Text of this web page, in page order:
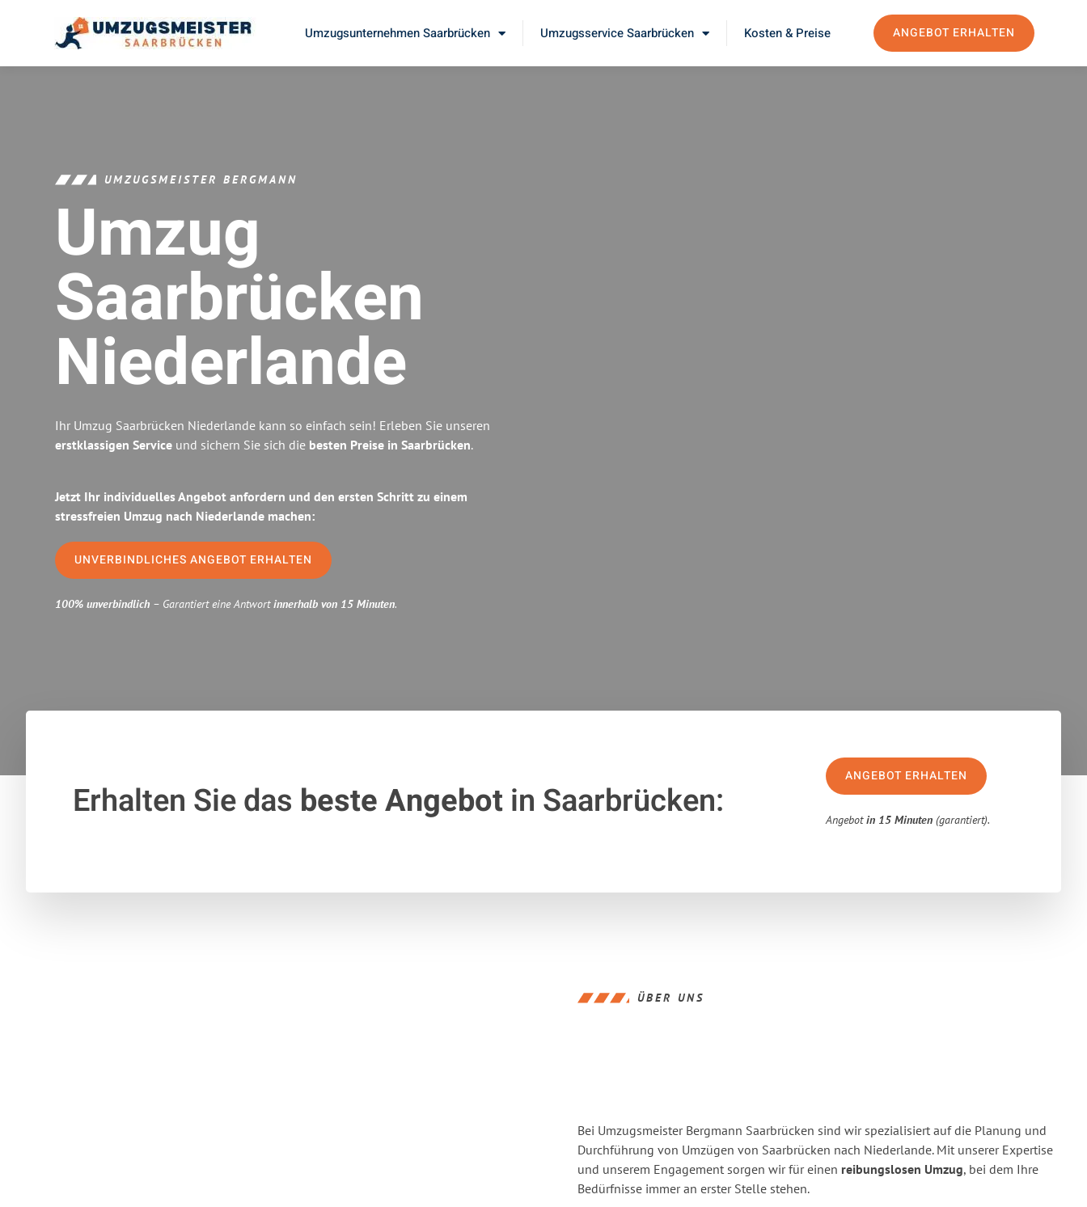
Umzugsunternehmen Saarbrücken Umzugsservice Saarbrücken Kosten & Preise ANGEBOT ERHALTEN
UMZUGSMEISTER BERGMANN
Umzug
Saarbrücken
Niederlande
Ihr Umzug Saarbrücken Niederlande kann so einfach sein! Erleben Sie unseren
erstklassigen Service und sichern Sie sich die besten Preise in Saarbrücken.
Jetzt Ihr individuelles Angebot anfordern und den ersten Schritt zu einem
stressfreien Umzug nach Niederlande machen:
UNVERBINDLICHES ANGEBOT ERHALTEN
100% unverbindlich – Garantiert eine Antwortinnerhalb von 15 Minuten.
Erhalten Sie das beste Angebotin Saarbrücken:
ANGEBOT ERHALTEN
Angebotin 15 Minuten (garantiert).
ÜBER UNS
Bei Umzugsmeister Bergmann Saarbrücken sind wir spezialisiert auf die Planung und
Durchführung von Umzügen von Saarbrücken nach Niederlande. Mit unserer Expertise
und unserem Engagement sorgen wir für einen reibungslosen Umzug, bei dem Ihre
Bedürfnisse immer an erster Stelle stehen.